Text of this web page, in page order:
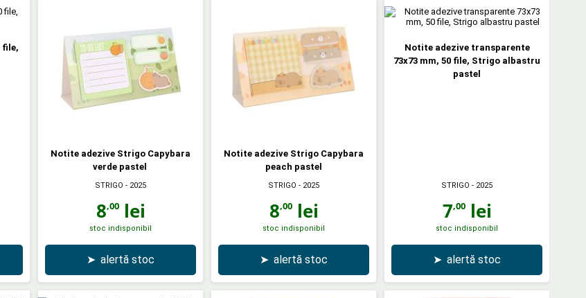
file,
Notite adezive Strigo Capybara
verde pastel
STRIGO - 2025
8,00lei
stoc indisponibil
➤ alertă stoc
Notite adezive Strigo Capybara
peach pastel
STRIGO - 2025
8,00lei
stoc indisponibil
➤ alertă stoc
Notite adezive transparente
73x73 mm, 50 file, Strigo albastru
pastel
STRIGO - 2025
7,00lei
stoc indisponibil
➤ alertă stoc